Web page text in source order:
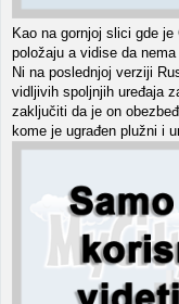
Kao na gornjoj slici gde
položaju a vidise da
Ni na poslednjoj verziji
vidljivih spoljnjih uređaja
zaključiti da je on
kome je ugrađen plužni i